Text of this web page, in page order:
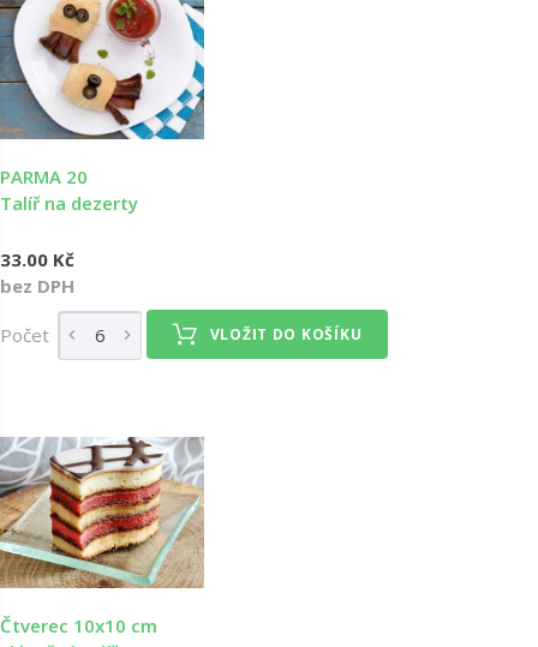
PARMA 20
Talíř na dezerty
33.00 Kč
bez DPH
Počet VLOŽIT DO KOŠÍKU
Čtverec 10x10 cm